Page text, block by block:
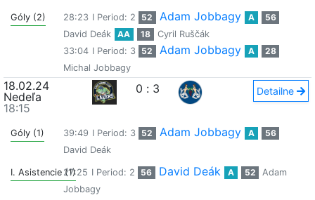
Góly (2) 28:23 I Period: 2 52 Adam Jobbagy A
56
David Deák
AA 18
Cyril Ruščák
33:04 I Period: 3 52 Adam Jobbagy A
28
Michal Jobbagy
18.02.24
Nedeľa
18:15
0 : 3 Detailne
Góly (1) 39:49 I Period: 3 52 Adam Jobbagy A
56
David Deák
I. Asistencie (1)27:25 I Period: 2 56 David Deák A 52
Adam
Jobbagy